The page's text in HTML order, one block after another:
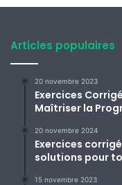
Articles populaires
20 novembre 2023
Exercices
Maîtriser la
20 novembre 2024
Exercices
solutions pour
15 novembre 2023